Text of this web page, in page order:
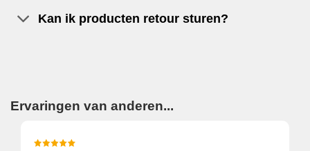
Kan ik producten retour sturen?
Ervaringen van anderen...